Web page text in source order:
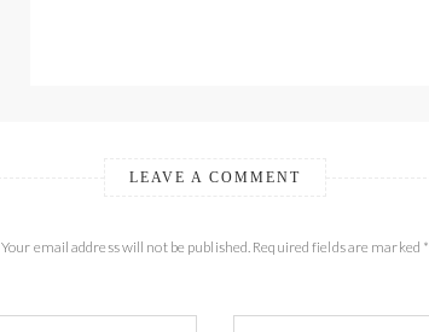
LEAVE A COMMENT
Your email address will not be published. Required fields are marked *